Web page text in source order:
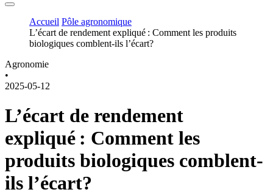
Accueil Pôle agronomique
L’écart de rendement expliqué : Comment les produits
biologiques comblent-ils l’écart?
Agronomie
•
2025-05-12
L’écart de rendement
expliqué : Comment les
produits biologiques comblent-
ils l’écart?